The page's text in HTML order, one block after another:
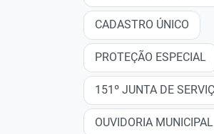
CADASTRO ÚNICO
PROTEÇÃO ESPECIAL
151º JUNTA DE
OUVIDORIA MUNICIPAL